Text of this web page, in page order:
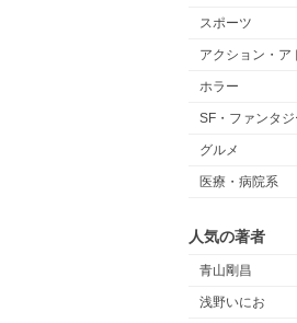
スポーツ
アクション・ア
ホラー
SF・ファンタジ
グルメ
医療・病院系
人気の著者
青山剛昌
浅野いにお